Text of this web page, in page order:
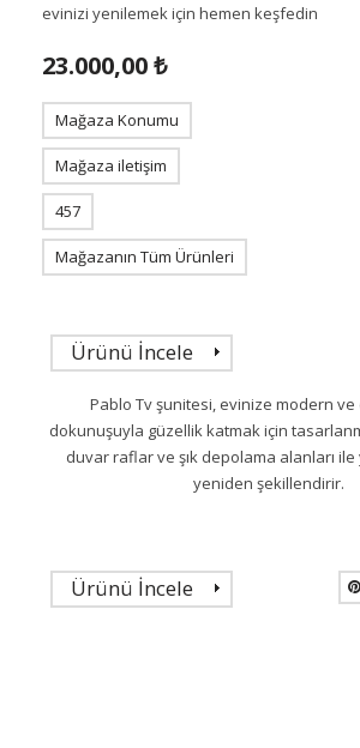
evinizi yenilemek için hemen keşfedin
23.000,00 ₺
Mağaza Konumu
Mağaza iletişim
457
Mağazanın Tüm Ürünleri
Ürünü İncele
Pablo Tv şunitesi, evinize modern
dokunuşuyla güzellik katmak için
duvar raflar ve şık depolama alanları ile
yeniden şekillendirir.
Ürünü İncele